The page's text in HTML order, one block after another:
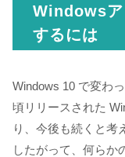
Windowsア
するには
Windows 10 で変わ
頃リリースされた
り、今後も続くと考
したがって、何らか